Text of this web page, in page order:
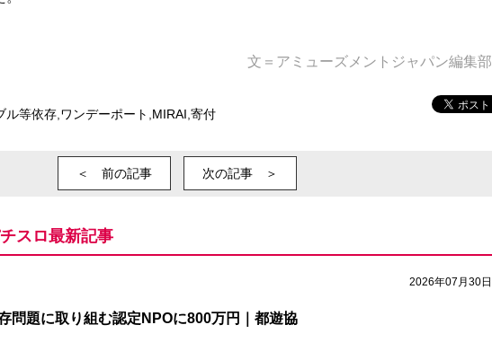
文＝アミューズメントジャパン編集部
ル等依存,ワンデーポート ,MIRAI,寄付
＜ 前の記事 次の記事 ＞
スロ最新記事
2026年07月30日
問題に取り組む認定NPOに800万円｜都遊協